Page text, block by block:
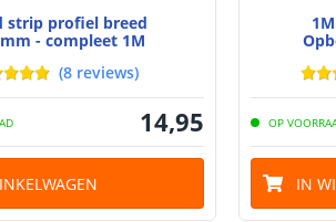
strip profiel breed
- compleet 1M
(8 reviews)
14,95 OP
IN